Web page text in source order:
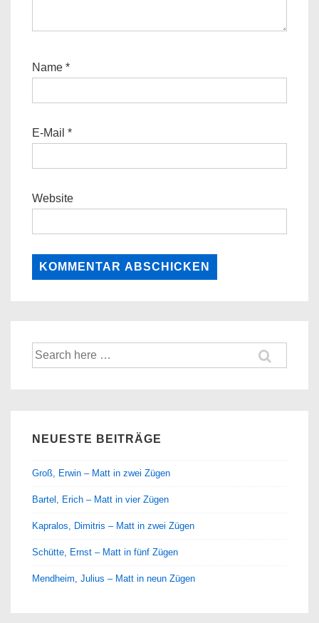
Name *
E-Mail *
Website
Suche
nach:
NEUESTE BEITRÄGE
Groß, Erwin – Matt in zwei Zügen
Bartel, Erich – Matt in vier Zügen
Kapralos, Dimitris – Matt in zwei Zügen
Schütte, Ernst – Matt in fünf Zügen
Mendheim, Julius – Matt in neun Zügen